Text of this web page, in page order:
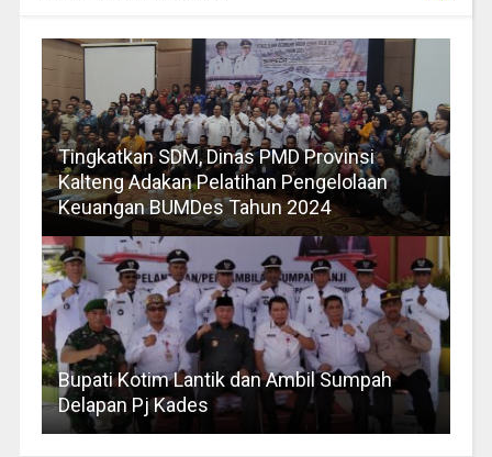
Tingkatkan SDM, Dinas PMD Provinsi
Kalteng Adakan Pelatihan Pengelolaan
Keuangan BUMDes Tahun 2024
Bupati Kotim Lantik dan Ambil Sumpah
Delapan Pj Kades